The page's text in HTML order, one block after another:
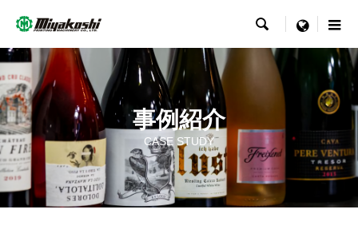
 menu
事例紹介 CASE STUDY
事例紹介
CASE STUDY